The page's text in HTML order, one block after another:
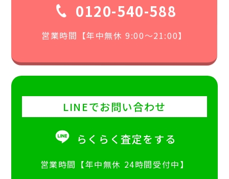
0120-540-588
営業時間【年中無休 9:00〜21:00】
LINEでお問い合わせ
らくらく査定をする
営業時間【年中無休 24時間受付中】